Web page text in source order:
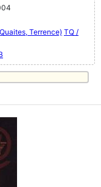
Terrence) TQ /